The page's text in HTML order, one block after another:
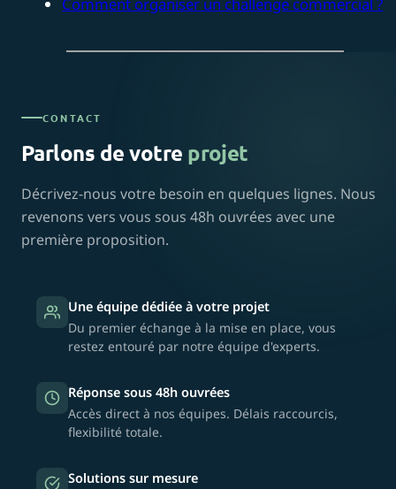
Comment organiser un challenge commercial ?
CONTACT
Parlons de votre projet
Décrivez-nous votre besoin en quelques lignes. Nous
revenons vers vous sous 48h ouvrées avec une
première proposition.
Une équipe dédiée à votre projet
Du premier échange à la mise en place, vous
restez entouré par notre équipe d'experts.
Réponse sous 48h ouvrées
Accès direct à nos équipes. Délais raccourcis,
flexibilité totale.
Solutions sur mesure